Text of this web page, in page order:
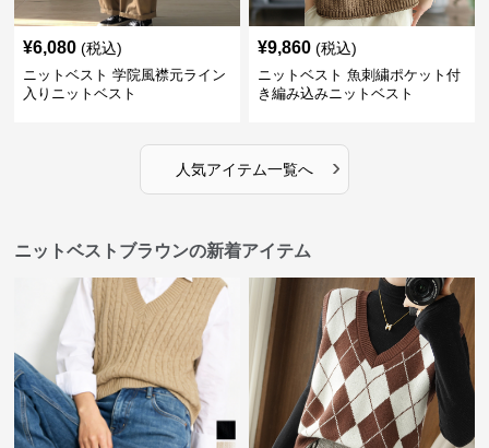
¥6,080 (税込)
ニットベスト 学院風襟元ライン
入りニットベスト
¥9,860 (税込)
ニットベスト 魚刺繍ポケット付
き編み込みニットベスト
人気アイテム一覧へ ›
ニットベストブラウンの新着アイテム